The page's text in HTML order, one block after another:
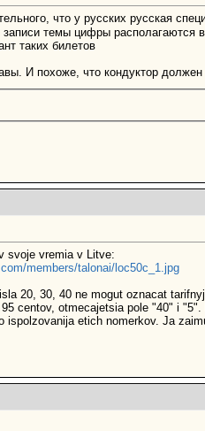
что у русских русская
записи темы цифры располагаются
таких билетов
И похоже, что кондуктор
svoje vremia v Litve:
members/talonai/loc50c_1.jpg
20, 30, 40 ne mogut oznacat
centov, otmecajetsia pole "40" i
ispolzovanija etich nomerkov. Ja